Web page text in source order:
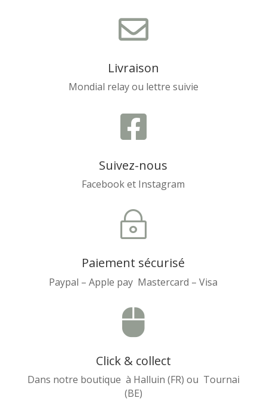

Livraison
Mondial relay ou lettre suivie

Suivez-nous
Facebook et Instagram
~
Paiement sécurisé
Paypal – Apple pay Mastercard – Visa

Click & collect
Dans notre boutique à Halluin (FR) ou Tournai
(BE)